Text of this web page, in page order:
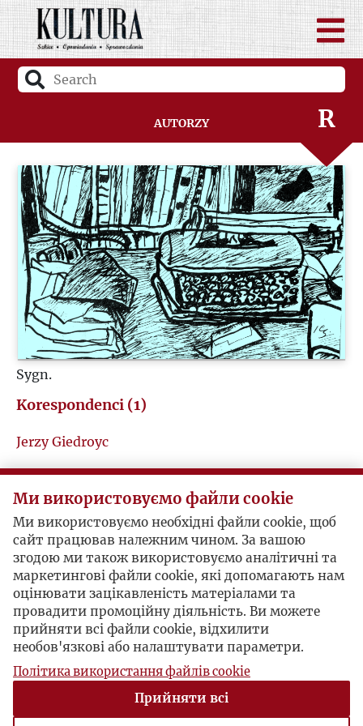
Autorzy
P
Q
R
S
Ś
T
U
V
Ż
Sygn.
Korespondenci (1)
Jerzy Giedroyc
Ludwik Rubel / Jerzy Giedroyc
Współpraca ze "Słowem"
Londyn, 1946-03-13 , Jerzy Giedroyc
Jerzy Giedroyc namawia Ludwika Rubla na
współpracę między Instytutem Wydawniczym a
"Słowem".
Przyjacielskie wymówki
Ми використовуємо файли cookie
Ми використовуємо необхідні файли cookie, щоб
сайт працював належним чином. За вашою
згодою ми також використовуємо аналітичні та
маркетингові файли cookie, які допомагають нам
оцінювати зацікавленість матеріалами та
провадити промоційну діяльність. Ви можете
прийняти всі файли cookie, відхилити
необов'язкові або налаштувати параметри.
Політика використання файлів cookie
Прийняти всі